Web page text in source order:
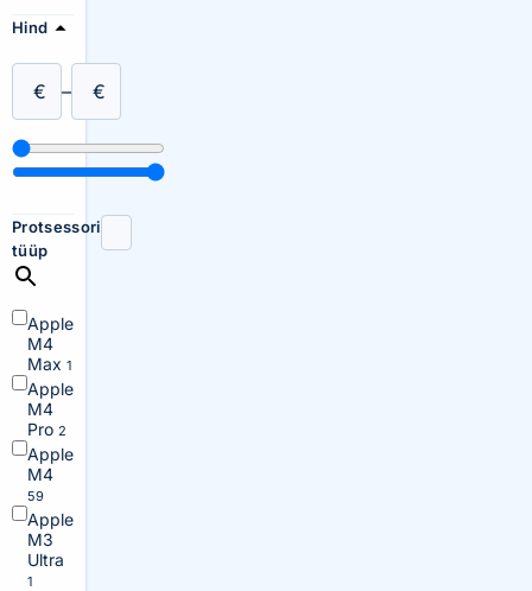
Hind
€ – €
Protsessori
tüüp
Apple
M4
Max 1
Apple
M4
Pro 2
Apple
M4
59
Apple
M3
Ultra
1